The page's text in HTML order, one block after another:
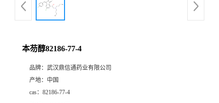
本芴醇82186-77-4
品牌： 武汉鼎信通药业有限公司
产地： 中国
cas： 82186-77-4